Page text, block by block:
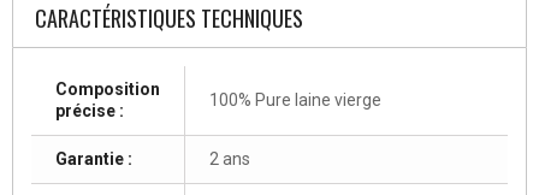
CARACTÉRISTIQUES TECHNIQUES
Composition
précise :
100% Pure laine vierge
Garantie : 2 ans